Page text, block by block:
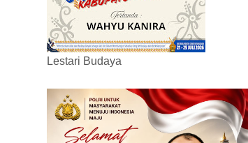
Lestari Budaya